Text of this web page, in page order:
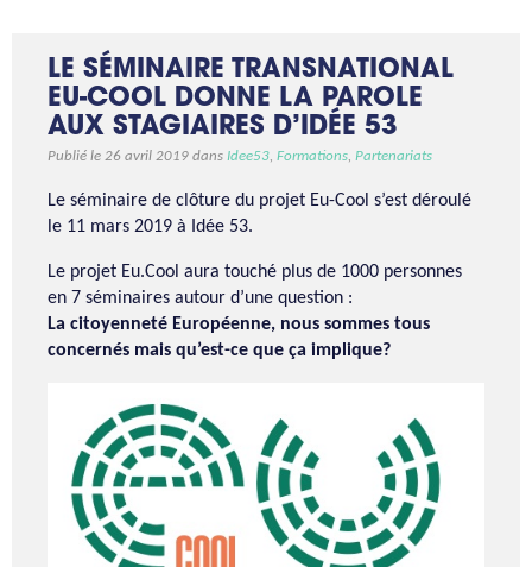
LE SÉMINAIRE TRANSNATIONAL
EU-COOL DONNE LA PAROLE
AUX STAGIAIRES D’IDÉE 53
Publié le 26 avril 2019 dans Idee53, Formations, Partenariats
Le séminaire de clôture du projet Eu-Cool s’est déroulé
le 11 mars 2019 à Idée 53.
Le projet Eu.Cool aura touché plus de 1000 personnes
en 7 séminaires autour d’une question :
La citoyenneté Européenne, nous sommes tous
concernés mais qu’est-ce que ça implique?